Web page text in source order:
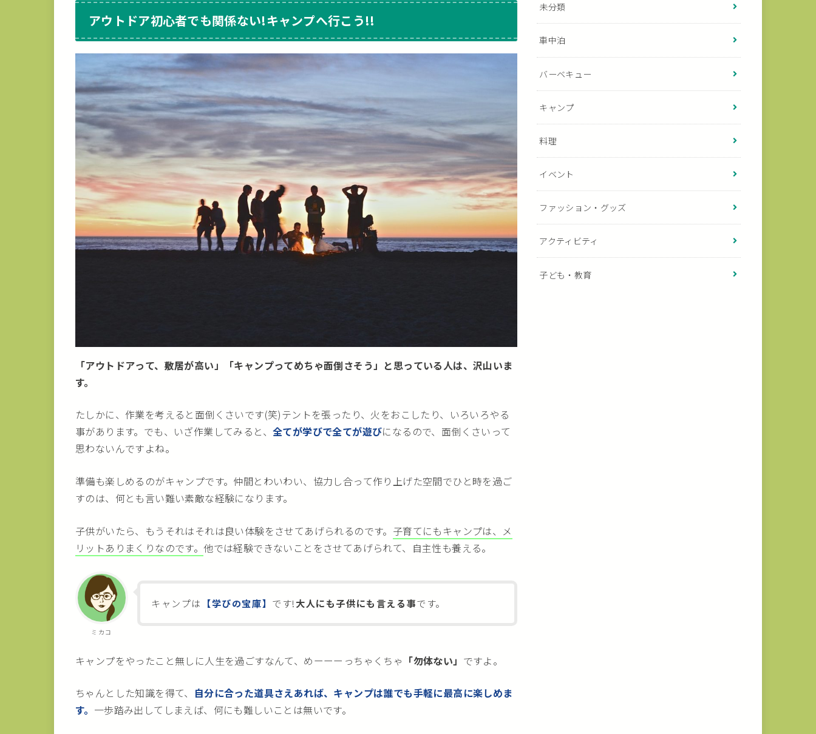
アウトドア初心者でも関係ない!キャンプへ行こう!!
「アウトドアって、敷居が高い」「キャンプってめちゃ面倒さそう」と思っている人は、沢山いま
す。
たしかに、作業を考えると面倒くさいです(笑)テントを張ったり、火をおこしたり、いろいろやる
事があります。でも、いざ作業してみると、 全てが学びで全てが遊びになるので、面倒くさいって
思わないんですよね。
準備も楽しめるのがキャンプです。仲間とわいわい、協力し合って作り上げた空間でひと時を過ご
すのは、何とも言い難い素敵な経験になります。
子供がいたら、もうそれはそれは良い体験をさせてあげられるのです。 子育てにもキャンプは、メ
リットありまくりなのです。他では経験できないことをさせてあげられて、自主性も養える。
ミカコ
キャンプは 【学びの宝庫】 です!大人にも子供にも言える事です。
キャンプをやったこと無しに人生を過ごすなんて、めーーーっちゃくちゃ 「勿体ない」 ですよ。
ちゃんとした知識を得て、 自分に合った道具さえあれば、キャンプは誰でも手軽に最高に楽しめま
す。 一歩踏み出してしまえば、何にも難しいことは無いです。
未分類
車中泊
バーベキュー
キャンプ
料理
イベント
ファッション・グッズ
アクティビティ
子ども・教育